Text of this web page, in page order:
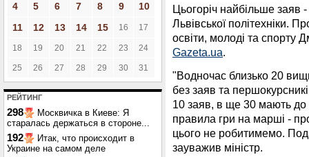
4
5 6 7 8 9
10
11
12 13 14 15 16 17
18 19 20 21 22 23 24
25 26 27 28 29 30 31
РЕЙТИНГ
298
Москвичка в Киеве: Я
старалась держаться в стороне...
192
Итак, что происходит в
Украине на самом деле
Цьогоріч найбільше заяв
Львівської політехніки.
освіти, молоді та спорту
Gazeta.ua.
"Водночас близько 20
без заяв та
10 заяв, в ще 30 мають до
правила гри на марші -
цього не робитимемо.
зауважив міністр.